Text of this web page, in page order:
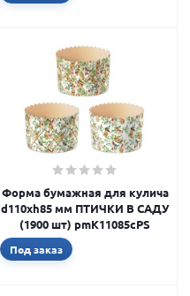
Форма бумажная для кулича
d110xh85 мм ПТИЧКИ В САДУ
(1900 шт) pmK11085cPS
Под заказ